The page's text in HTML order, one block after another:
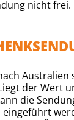
nicht frei.
Australien
der Wert
die
eingeführt